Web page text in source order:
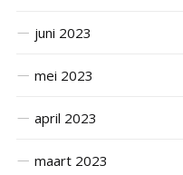
juni 2023
mei 2023
april 2023
maart 2023